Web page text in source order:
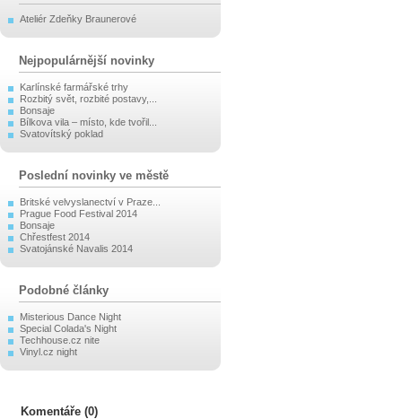
Ateliér Zdeňky Braunerové
Nejpopulárnější novinky
Karlínské farmářské trhy
Rozbitý svět, rozbité postavy,...
Bonsaje
Bílkova vila – místo, kde tvořil...
Svatovítský poklad
Poslední novinky ve městě
Britské velvyslanectví v Praze...
Prague Food Festival 2014
Bonsaje
Chřestfest 2014
Svatojánské Navalis 2014
Podobné články
Misterious Dance Night
Special Colada's Night
Techhouse.cz nite
Vinyl.cz night
Komentáře (0)